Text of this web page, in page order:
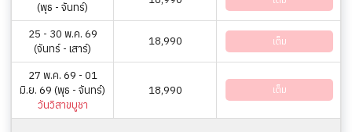
(พุธ - จันทร์)
25 - 30 พ.ค. 69
(จันทร์ - เสาร์)
18,990 เต็ม
27 พ.ค. 69 - 01
มิ.ย. 69 (พุธ - จันทร์)
วันวิสาขบูชา
18,990 เต็ม